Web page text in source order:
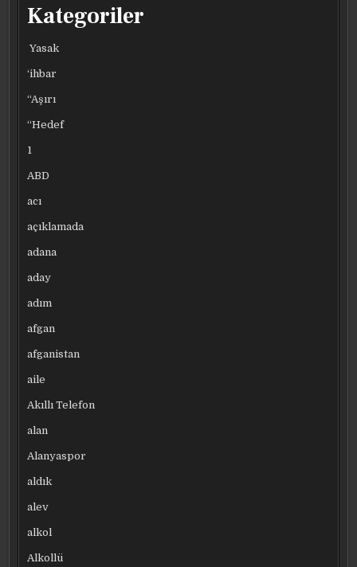
Kategoriler
Yasak
‘ihbar
“Aşırı
“Hedef
1
ABD
acı
açıklamada
adana
aday
adım
afgan
afganistan
aile
Akıllı Telefon
alan
Alanyaspor
aldık
alev
alkol
Alkollü